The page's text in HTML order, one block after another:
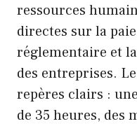
ressources
directes sur la
réglementaire et
des entreprises. Le
repères clairs : une
de 35 heures, des